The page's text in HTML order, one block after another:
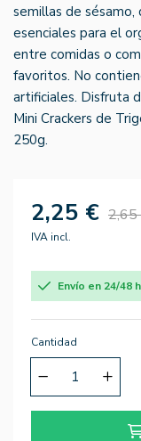
semillas de
esenciales para el
entre comidas o
favoritos. No
artificiales. Disfruta
Mini Crackers de
250g.
2,25 € 2,65
IVA incl.
Envío en 24/48
Cantidad